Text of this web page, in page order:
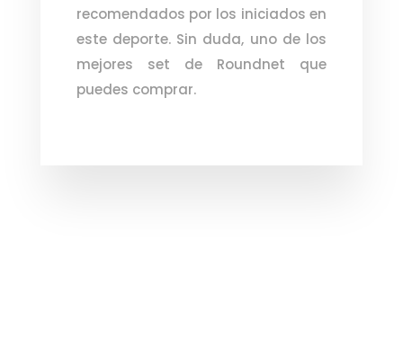
recomendados por los iniciados en
este deporte. Sin duda, uno de los
mejores set de Roundnet que
puedes comprar.